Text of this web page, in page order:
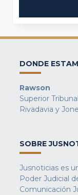
DONDE
Rawson
Superior
Rivadavia y
SOBRE
Jusnoticias es
Poder Judicial
Comunicación